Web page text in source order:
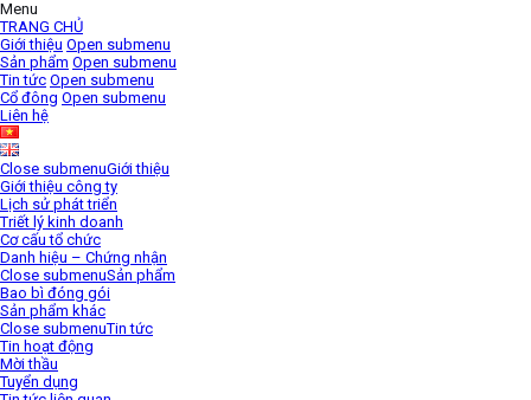
Menu
TRANG CHỦ
Giới thiệu Open submenu
Sản phẩm Open submenu
Tin tức Open submenu
Cổ đông Open submenu
Liên hệ
Close submenuGiới thiệu
Giới thiệu công ty
Lịch sử phát triển
Triết lý kinh doanh
Cơ cấu tổ chức
Danh hiệu – Chứng nhận
Close submenuSản phẩm
Bao bì đóng gói
Sản phẩm khác
Close submenuTin tức
Tin hoạt động
Mời thầu
Tuyển dụng